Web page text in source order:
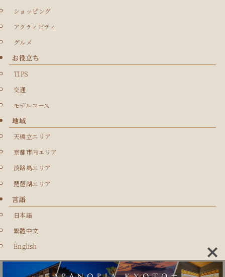
ショッピング
アクティビティ
グルメ
お役立ち
TIPS
交通
モデルコース
地域
天橋立エリア
京都市内エリア
淡路島エリア
琵琶湖エリア
言語
日本語
繁體中文
English